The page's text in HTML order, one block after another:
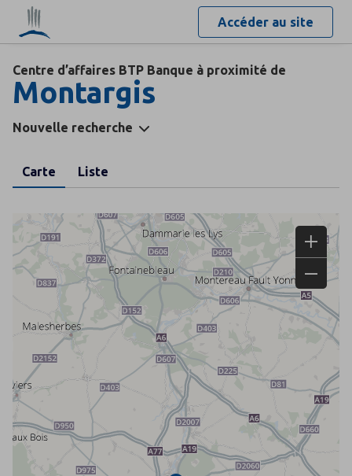
Accéder au site
Centre d’affaires BTP Banque à proximité de
Montargis
Nouvelle recherche
Carte Liste